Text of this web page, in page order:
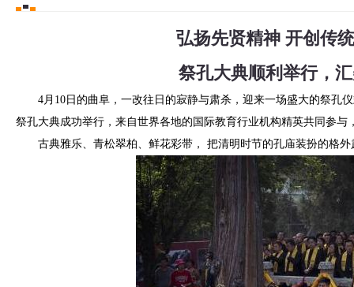
弘扬先贤精神 开创传
祭孔大典顺利举行，
4月10日的曲阜，一改往日的寂静与肃杀，迎来一场盛大的祭孔仪
祭孔大典成功举行，来自世界各地的国际教育行业机构精英共同参
古典雅乐、青松翠柏、鲜花彩带， 把清明时节的孔庙装扮的格外